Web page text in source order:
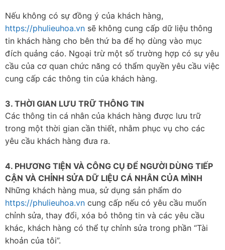
Nếu không có sự đồng ý của khách hàng,
https://phulieuhoa.vn sẽ không cung cấp dữ liệu thông
tin khách hàng cho bên thứ ba để họ dùng vào mục
đích quảng cáo. Ngoại trừ một số trường hợp có sự yêu
cầu của cơ quan chức năng có thẩm quyền yêu cầu việc
cung cấp các thông tin của khách hàng.
3. THỜI GIAN LƯU TRỮ THÔNG TIN
Các thông tin cá nhân của khách hàng được lưu trữ
trong một thời gian cần thiết, nhằm phục vụ cho các
yêu cầu khách hàng đưa ra.
4. PHƯƠNG TIỆN VÀ CÔNG CỤ ĐỂ NGƯỜI DÙNG TIẾP
CẬN VÀ CHỈNH SỬA DỮ LIỆU CÁ NHÂN CỦA MÌNH
Những khách hàng mua, sử dụng sản phẩm do
https://phulieuhoa.vn cung cấp nếu có yêu cầu muốn
chỉnh sửa, thay đổi, xóa bỏ thông tin và các yêu cầu
khác, khách hàng có thể tự chỉnh sửa trong phần “Tài
khoản của tôi”.